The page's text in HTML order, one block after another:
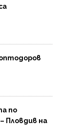
по
Пловдив на